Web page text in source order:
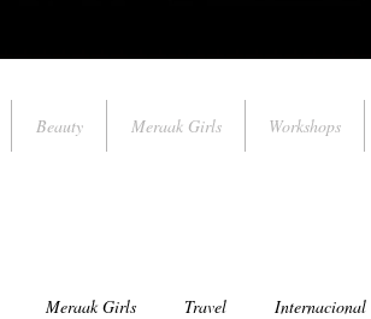
Beauty Meraak Girls Workshops
Meraak Girls Travel Internacional